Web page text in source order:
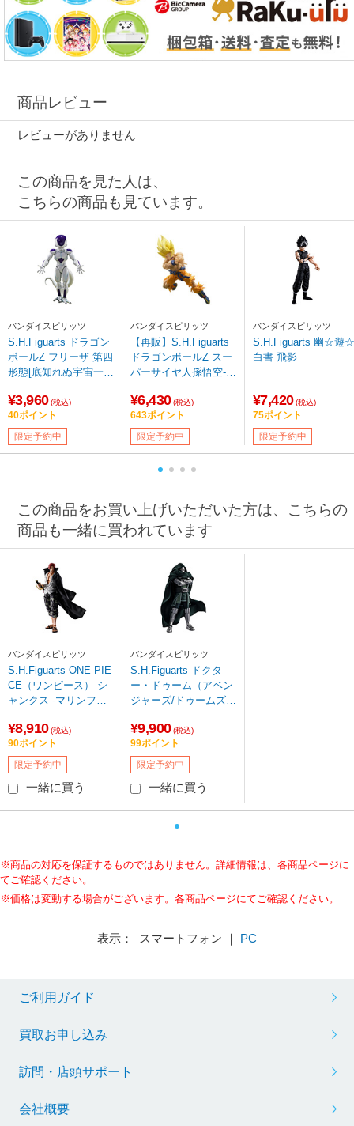
商品レビュー
レビューがありません
この商品を見た人は、
こちらの商品も見ています。
バンダイスピリッツ
S.H.Figuarts ドラゴン
ボールZ フリーザ 第四
形態[底知れぬ宇宙一の
¥3,960 (税込)
40ポイント
限定予約中
バンダイスピリッツ
【再販】S.H.Figuarts
ドラゴンボールZ スー
パーサイヤ人孫悟空-伝
¥6,430 (税込)
643ポイント
限定予約中
バンダイスピリッツ
S.H.Figuarts 幽☆遊☆
白書 飛影
¥7,420 (税込)
75ポイント
限定予約中
この商品をお買い上げいただいた方は、こちらの
商品も一緒に買われています
バンダイスピリッツ
S.H.Figuarts ONE PIE
CE（ワンピース） シ
ャンクス -マリンフォ
¥8,910 (税込)
90ポイント
限定予約中
一緒に買う
バンダイスピリッツ
S.H.Figuarts ドクタ
ー・ドゥーム（アベン
ジャーズ/ドゥームズデ
¥9,900 (税込)
99ポイント
限定予約中
一緒に買う
※商品の対応を保証するものではありません。詳細情報は、各商品ページに
てご確認ください。
※価格は変動する場合がございます。各商品ページにてご確認ください。
表示： スマートフォン ｜ PC
ご利用ガイド
買取お申し込み
訪問・店頭サポート
会社概要